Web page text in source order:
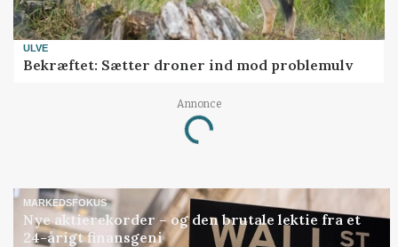
ULVE
Bekræftet: Sætter droner ind mod problemulv
Annonce
Loading...
MARKEDSFOKUS
Nye aktierekorder – og den brutale lektie fra et
24-årigt finansgeni